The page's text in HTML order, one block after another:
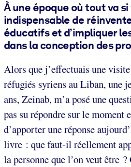
À une époque où tout va
indispensable de
éducatifs et d’impliquer
dans la conception des
Alors que j’effectuais une
réfugiés syriens au Liban, une
ans, Zeinab, m’a posé une
pas su répondre sur le moment
d’apporter une réponse
livre : que faut-il réellement
la personne que l’on veut être